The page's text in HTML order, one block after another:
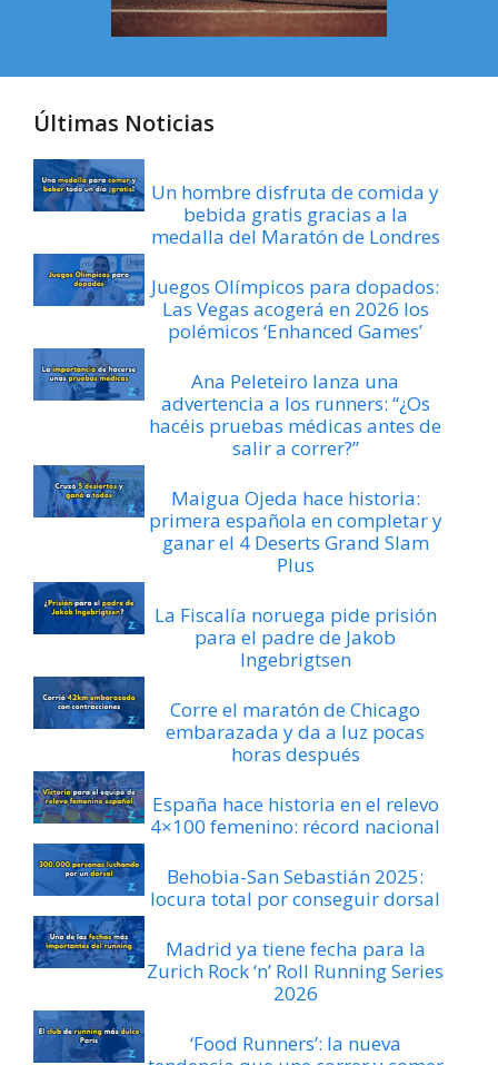
Últimas Noticias
Un hombre disfruta de comida y
bebida gratis gracias a la
medalla del Maratón de Londres
Juegos Olímpicos para dopados:
Las Vegas acogerá en 2026 los
polémicos ‘Enhanced Games’
Ana Peleteiro lanza una
advertencia a los runners: “¿Os
hacéis pruebas médicas antes de
salir a correr?”
Maigua Ojeda hace historia:
primera española en completar y
ganar el 4 Deserts Grand Slam
Plus
La Fiscalía noruega pide prisión
para el padre de Jakob
Ingebrigtsen
Corre el maratón de Chicago
embarazada y da a luz pocas
horas después
España hace historia en el relevo
4×100 femenino: récord nacional
Behobia-San Sebastián 2025:
locura total por conseguir dorsal
Madrid ya tiene fecha para la
Zurich Rock ‘n’ Roll Running Series
2026
‘Food Runners’: la nueva